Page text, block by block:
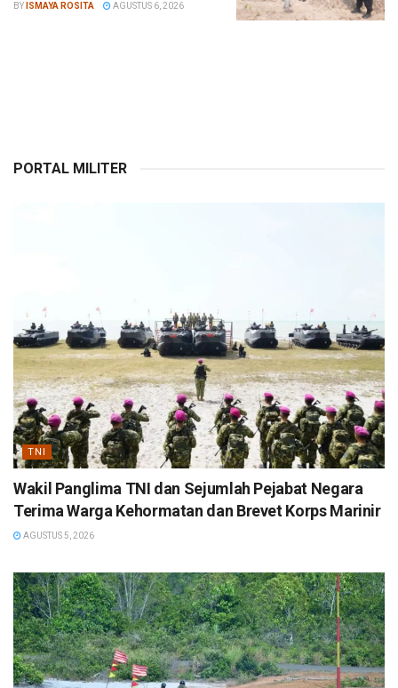
BY ISMAYA ROSITA AGUSTUS 6, 2026
PORTAL MILITER
TNI
Wakil Panglima TNI dan Sejumlah Pejabat Negara
Terima Warga Kehormatan dan Brevet Korps Marinir
AGUSTUS 5, 2026